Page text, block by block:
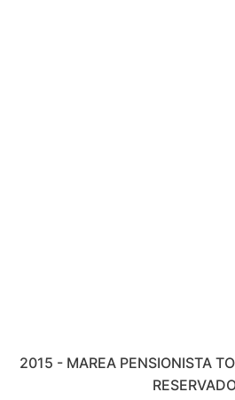
2015 - MAREA PENSIONISTA